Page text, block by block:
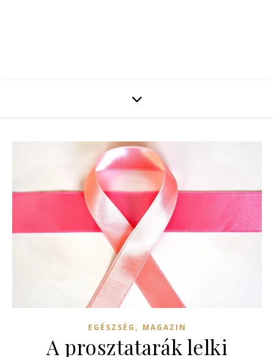
EGÉSZSÉG , MAGAZIN
A prosztatarák lelki